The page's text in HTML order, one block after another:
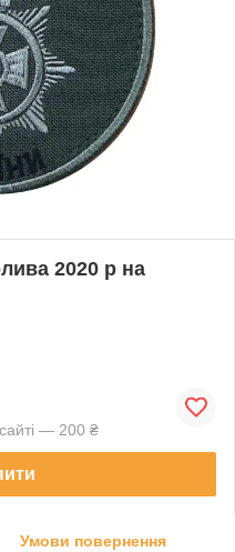
2020 р на
— 200 ₴
Умови повернення